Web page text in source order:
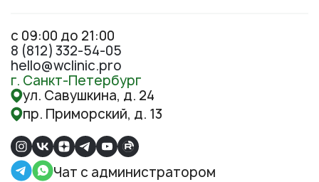
с 09:00 до 21:00
8 (812) 332-54-05
hello@wclinic.pro
г. Санкт-Петербург
ул. Савушкина, д. 24
пр. Приморский, д. 13
Чат с администратором